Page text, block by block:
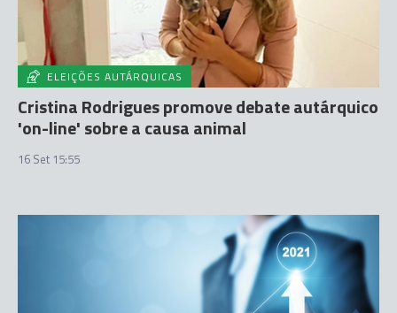
ELEIÇÕES AUTÁRQUICAS
Cristina Rodrigues promove debate autárquico
'on-line' sobre a causa animal
16 Set 15:55